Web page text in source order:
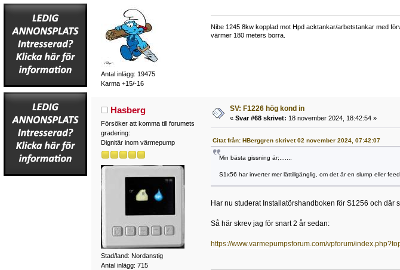
Antal inlägg: 19475
Karma +15/-16
Nibe 1245 8kw kopplad mot Hpd acktankar/arbetstankar med
värmer 180 meters borra.
Hasberg
Försöker att komma till forumets
gradering:
Dignitär inom värmepump
Stad/land: Nordanstig
Antal inlägg: 715
SV: F1226 hög kond in
« Svar #68 skrivet: 18 november 2024, 18:42:54 »
Citat från: HBerggren skrivet 02 november 2024, 07:42:07
Min bästa gissning är;.......
S1x56 har inverter mer lättillgänglig, om det är en slump eller
Har nu studerat Installatörshandboken för S1256 och där
Så här skrev jag för snart 2 år sedan:
https://www.varmepumpsforum.com/vpforum/